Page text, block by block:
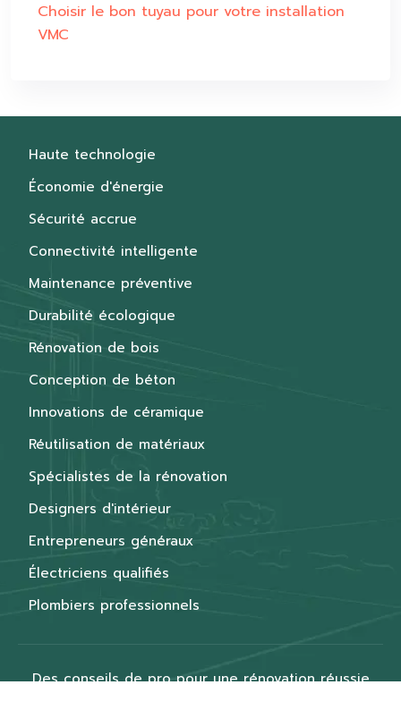
Choisir le bon tuyau pour votre installation
VMC
Haute technologie
Économie d'énergie
Sécurité accrue
Connectivité intelligente
Maintenance préventive
Durabilité écologique
Rénovation de bois
Conception de béton
Innovations de céramique
Réutilisation de matériaux
Spécialistes de la rénovation
Designers d'intérieur
Entrepreneurs généraux
Électriciens qualifiés
Plombiers professionnels
Des conseils de pro pour une rénovation réussie